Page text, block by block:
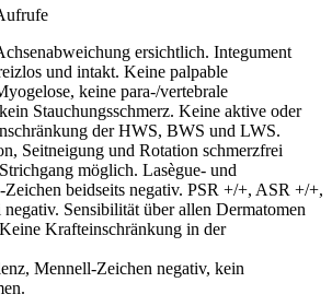
ersichtlich. Integument
und intakt. Keine palpable
keine para-/vertebrale
Stauchungsschmerz. Keine aktive oder
der HWS, BWS und LWS.
Seitneigung und Rotation schmerzfrei
möglich. Lasègue- und
Zeichen beidseits negativ. PSR +/+, ASR +/+,
Sensibilität über allen Dermatomen
Krafteinschränkung in der
Mennell-Zeichen negativ, kein